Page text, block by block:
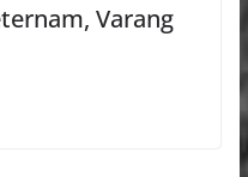
Varang